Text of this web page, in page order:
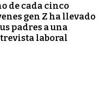
de cada cinco
gen Z ha llevado
padres a una
laboral